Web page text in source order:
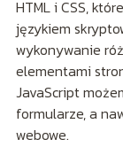
HTML i CSS,
językiem
wykonywanie
elementami
JavaScript
formularze, a
webowe.